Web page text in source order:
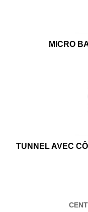
MICRO
TUNNEL AVEC